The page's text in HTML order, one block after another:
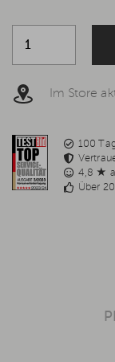
Im Store
100
4,8 ★
Über